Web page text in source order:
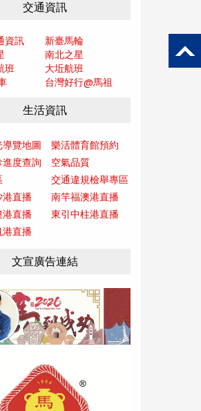
交通資訊
資訊
新臺馬輪
南北之星
班
大坵航班
台灣好行@馬祖
生活資訊
覽地圖
樂活體育館預約
度查詢
空氣品質
交通違規檢舉專區
直播
南竿福澳港直播
直播
東引中柱港直播
直播
文宣廣告連結